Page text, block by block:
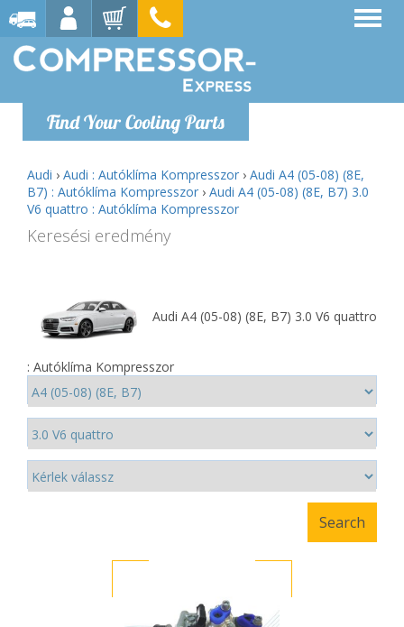
Find Your Cooling Parts
Audi › Audi : Autóklíma Kompresszor › Audi A4 (05-08) (8E,
B7) : Autóklíma Kompresszor › Audi A4 (05-08) (8E, B7) 3.0
V6 quattro : Autóklíma Kompresszor
Keresési eredmény
Audi A4 (05-08) (8E, B7) 3.0 V6 quattro
: Autóklíma Kompresszor